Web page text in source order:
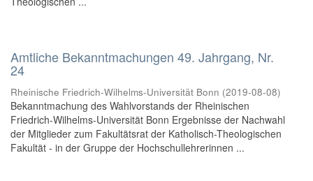
Amtliche Bekanntmachungen 49. Jahrgang, Nr.
24
Rheinische Friedrich-Wilhelms-Universität Bonn (2019-08-08)
Bekanntmachung des Wahlvorstands der Rheinischen
Friedrich-Wilhelms-Universität Bonn Ergebnisse der Nachwahl
der Mitglieder zum Fakultätsrat der Katholisch-Theologischen
Fakultät - in der Gruppe der Hochschullehrerinnen ...